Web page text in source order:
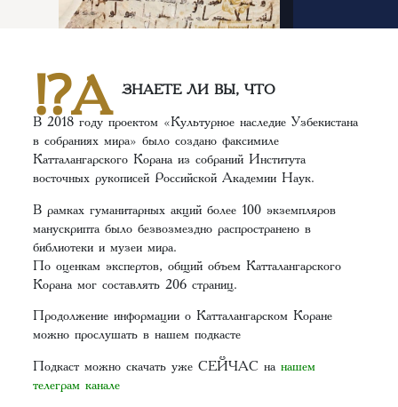
⁉️А
ЗНАЕТЕ ЛИ ВЫ, ЧТО
В 2018 году проектом «Культурное наследие Узбекистана
в собраниях мира» было создано факсимиле
Катталангарского Корана из собраний Института
восточных рукописей Российской Академии Наук.
В рамках гуманитарных акций более 100 экземпляров
манускрипта было безвозмездно распространено в
библиотеки и музеи мира.
По оценкам экспертов, общий объем Катталангарского
Корана мог составлять 206 страниц.
Продолжение информации о Катталангарском Коране
можно прослушать в нашем подкасте
Подкаст можно скачать уже СЕЙЧАС нанашем
телеграм канале